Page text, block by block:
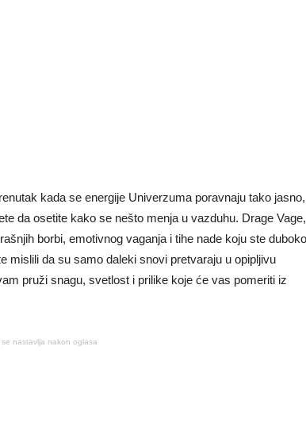
kada se energije Univerzuma poravnaju tako jasno,
da osetite kako se nešto menja u vazduhu. Drage Vage,
borbi, emotivnog vaganja i tihe nade koju ste duboko
mislili da su samo daleki snovi pretvaraju u opipljivu
pruži snagu, svetlost i prilike koje će vas pomeriti iz
se nastavlja nakon oglasa